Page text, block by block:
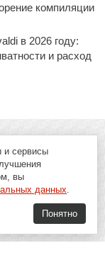
компиляции
в 2026 году:
и расход
и сервисы
вы
данных.
Понятно